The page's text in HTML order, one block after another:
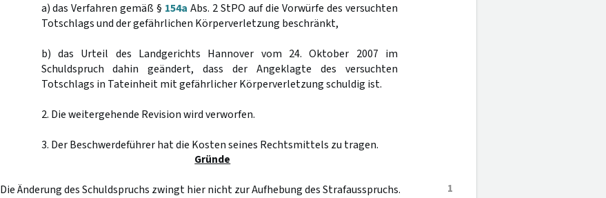
a) das Verfahren gemäß § 154a Abs. 2 StPO auf die Vorwürfe des versuchten
Totschlags und der gefährlichen Körperverletzung beschränkt,
b) das Urteil des Landgerichts Hannover vom 24. Oktober 2007 im
Schuldspruch dahin geändert, dass der Angeklagte des versuchten
Totschlags in Tateinheit mit gefährlicher Körperverletzung schuldig ist.
2. Die weitergehende Revision wird verworfen.
3. Der Beschwerdeführer hat die Kosten seines Rechtsmittels zu tragen.
Gründe
1
Die Änderung des Schuldspruchs zwingt hier nicht zur Aufhebung des Strafausspruchs.